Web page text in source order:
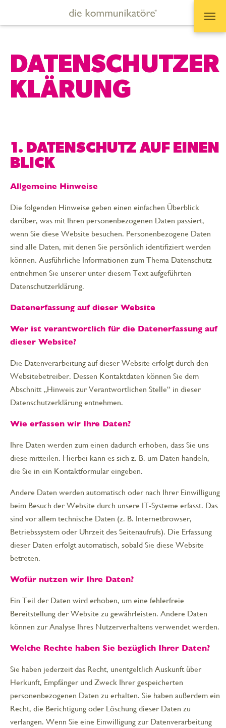
DATENSCHUTZER
KLÄRUNG
1. DATENSCHUTZ AUF EINEN
BLICK
Allgemeine Hinweise
Die folgenden Hinweise geben einen einfachen Überblick
darüber, was mit Ihren personenbezogenen Daten passiert,
wenn Sie diese Website besuchen. Personenbezogene Daten
sind alle Daten, mit denen Sie persönlich identifiziert werden
können. Ausführliche Informationen zum Thema Datenschutz
entnehmen Sie unserer unter diesem Text aufgeführten
Datenschutzerklärung.
Datenerfassung auf dieser Website
Wer ist verantwortlich für die Datenerfassung auf
dieser Website?
Die Datenverarbeitung auf dieser Website erfolgt durch den
Websitebetreiber. Dessen Kontaktdaten können Sie dem
Abschnitt „Hinweis zur Verantwortlichen Stelle“ in dieser
Datenschutzerklärung entnehmen.
Wie erfassen wir Ihre Daten?
Ihre Daten werden zum einen dadurch erhoben, dass Sie uns
diese mitteilen. Hierbei kann es sich z. B. um Daten handeln,
die Sie in ein Kontaktformular eingeben.
Andere Daten werden automatisch oder nach Ihrer Einwilligung
beim Besuch der Website durch unsere IT-Systeme erfasst. Das
sind vor allem technische Daten (z. B. Internetbrowser,
Betriebssystem oder Uhrzeit des Seitenaufrufs). Die Erfassung
dieser Daten erfolgt automatisch, sobald Sie diese Website
betreten.
Wofür nutzen wir Ihre Daten?
Ein Teil der Daten wird erhoben, um eine fehlerfreie
Bereitstellung der Website zu gewährleisten. Andere Daten
können zur Analyse Ihres Nutzerverhaltens verwendet werden.
Welche Rechte haben Sie bezüglich Ihrer Daten?
Sie haben jederzeit das Recht, unentgeltlich Auskunft über
Herkunft, Empfänger und Zweck Ihrer gespeicherten
personenbezogenen Daten zu erhalten. Sie haben außerdem ein
Recht, die Berichtigung oder Löschung dieser Daten zu
verlangen. Wenn Sie eine Einwilligung zur Datenverarbeitung